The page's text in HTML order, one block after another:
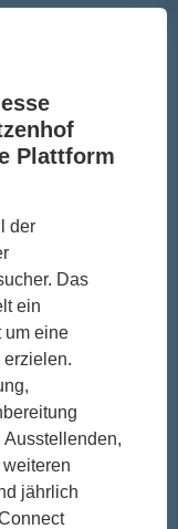
Plattform
der
Das
ein
um eine
jährlich